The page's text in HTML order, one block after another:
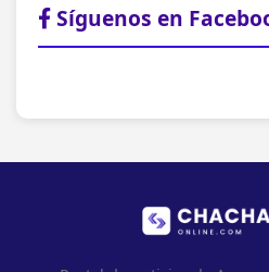
Síguenos en